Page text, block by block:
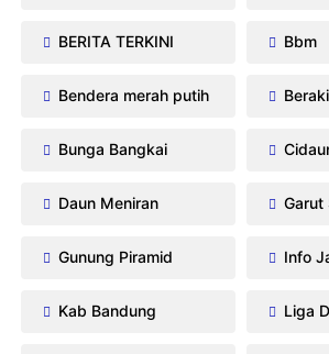
BERITA TERKINI Bbm
Bendera merah putih
Bunga Bangkai
Daun Meniran Garut
Gunung Piramid Info
Kab Bandung Liga